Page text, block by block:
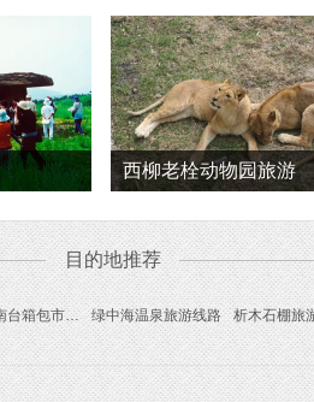
西柳老栓动物园旅游
目的地推荐
海城市南台箱包市场旅游线路 绿中海温泉旅游线路 析木石棚旅